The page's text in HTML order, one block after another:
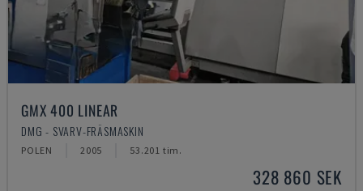
GMX 400 LINEAR
DMG - SVARV-FRÄSMASKIN
POLEN 2005 53.201 tim.
328 860 SEK